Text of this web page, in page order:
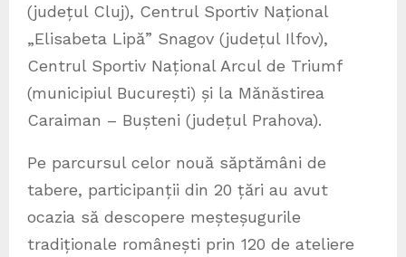
(județul Cluj), Centrul Sportiv Național
„Elisabeta Lipă” Snagov (județul Ilfov),
Centrul Sportiv Național Arcul de Triumf
(municipiul București) și la Mănăstirea
Caraiman – Bușteni (județul Prahova).
Pe parcursul celor nouă săptămâni de
tabere, participanții din 20 țări au avut
ocazia să descopere meșteșugurile
tradiționale românești prin 120 de ateliere